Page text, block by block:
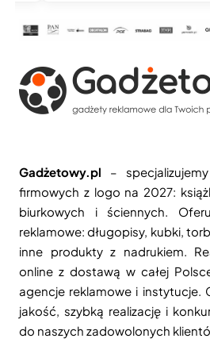
Gadżetowy.pl –
firmowych z logo na 2027:
biurkowych i ściennych.
reklamowe: długopisy, kubki,
inne produkty z nadrukiem.
online z dostawą w całej
agencje reklamowe i instytucje.
jakość, szybką realizację i
do naszych zadowolonych